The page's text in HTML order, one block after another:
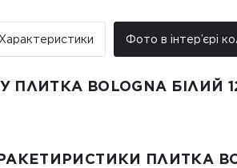
Характеристики Фото в інтер’єрі
ПЛИТКА BOLOGNA БІЛИЙ
ПЛИТКА